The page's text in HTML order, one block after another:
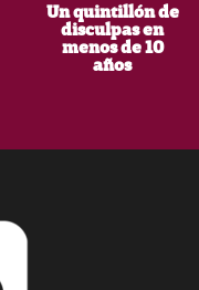
Un quintillón de
disculpas en
menos de 10
años